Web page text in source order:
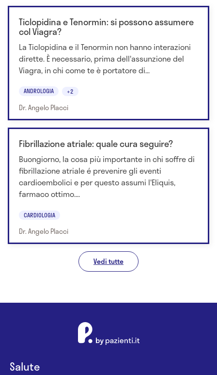
Ticlopidina e Tenormin: si possono assumere
col Viagra?
La Ticlopidina e il Tenormin non hanno interazioni
dirette. È necessario, prima dell'assunzione del
Viagra, in chi come te è portatore di...
ANDROLOGIA +2
Dr. Angelo Placci
Fibrillazione atriale: quale cura seguire?
Buongiorno, la cosa più importante in chi soffre di
fibrillazione atriale é prevenire gli eventi
cardioembolici e per questo assumi l'Eliquis,
farmaco ottimo....
CARDIOLOGIA
Dr. Angelo Placci
Vedi tutte
Salute